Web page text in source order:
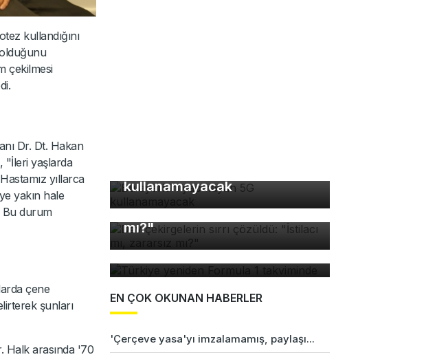
kullandığını
çekilmesi
Dr. Dt. Hakan
"İleri yaşlarda
yıllarca
yakın hale
Bu durum
çene
şunları
Halk arasında '70
kullanamayacak
Dev çekirgelerin sırrı
çözüldü: "İstilacı mı, zararsız
mı?"
Türkiye yeniden Formula 1
takviminde
EN ÇOK OKUNAN HABERLER
'Çerçeve yasa'yı imzalamamış, paylaşı...